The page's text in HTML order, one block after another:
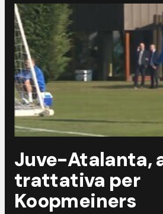
Juve-Atalanta,
trattativa per
Koopmeiners